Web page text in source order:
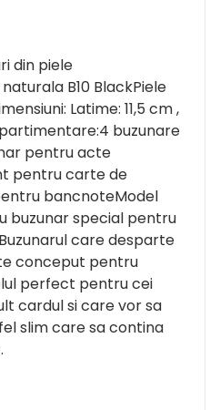
din piele
B10 BlackPiele
Latime: 11,5 cm ,
buzunare
pentru acte
pentru carte de
bancnoteModel
buzunar special pentru
care desparte
conceput pentru
perfect pentru cei
cardul si care vor sa
slim care sa contina